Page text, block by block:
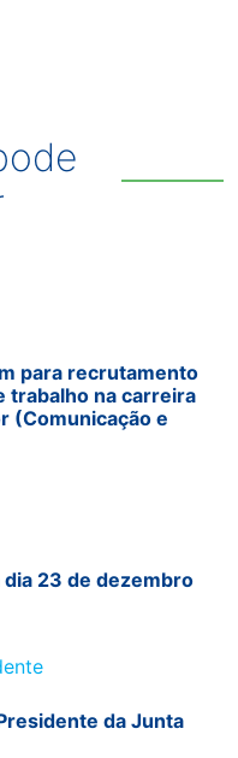
para recrutamento
trabalho na carreira
(Comunicação e
23 de dezembro
da Junta